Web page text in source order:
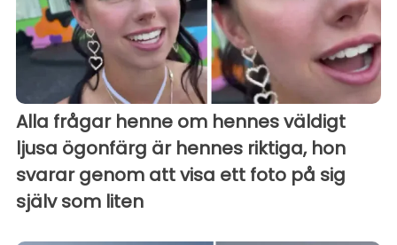
Alla frågar henne om hennes väldigt
ljusa ögonfärg är hennes riktiga, hon
svarar genom att visa ett foto på sig
själv som liten